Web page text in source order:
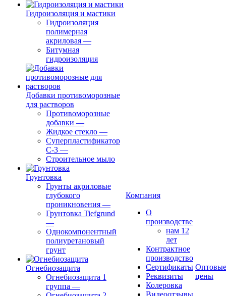
Гидроизоляция и мастики
Гидроизоляция
полимерная
акриловая —
Битумная
гидроизоляция
Добавки противоморозные
для растворов
Противоморозные
добавки —
Жидкое стекло —
Суперпластификатор
С-3 —
Строительное мыло
Грунтовка
Грунты акриловые
глубокого
проникновения —
Грунтовка Tiefgrund
—
Однокомпонентный
полиуретановый
грунт
Огнебиозащита
Огнебиозащита 1
группа —
Компания
О
производстве
нам 12
лет
Контрактное
производство
Сертификаты
Реквизиты
Колеровка
Видеоотзывы
Оптовые
цены